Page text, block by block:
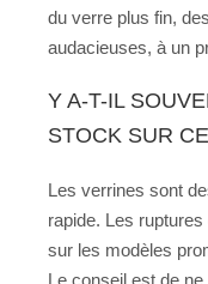
du verre plus fin,
audacieuses, à un
Y A-T-IL
STOCK SUR
Les verrines sont
rapide. Les
sur les modèles
Le conseil est de